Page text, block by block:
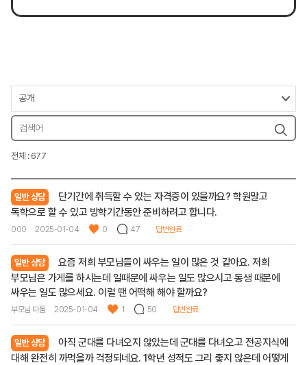
전체 : 677
일반 상담
단기간에 취득할 수 있는 자격증이 있을까요? 학원말고
독학으로 할 수 있고 방학기간동안 준비하려고 합니다.
000 2025-01-04 0 47 답변완료
일반 상담
요즘 저희 부모님들이 싸우는 일이 많은 것 같아요. 저희
부모님은 가게를 하시는데 일때문에 싸우는 일도 많으시고 동생 때문에
싸우는 일도 많으세요. 이럴 땐 어떡해 해야 할까요?
부모님 다툼 2025-01-04 1 50 답변완료
일반 상담
아직 군대를 다녀오지 않았는데 군대를 다녀오고 전공지식에
대해 완전히 까먹을까 걱정되네요. 1학년 성적도 그리 좋지 않은데 어떻게